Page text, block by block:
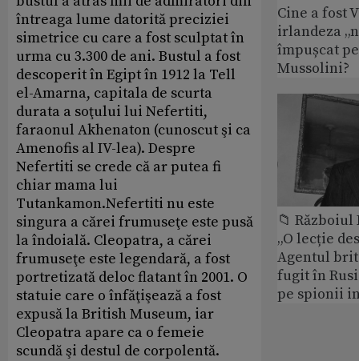
întreaga lume datorită preciziei
simetrice cu care a fost sculptat în
urma cu 3.300 de ani. Bustul a fost
descoperit în Egipt în 1912 la Tell
el-Amarna, capitala de scurta
durata a soţului lui Nefertiti,
faraonul Akhenaton (cunoscut şi ca
Amenofis al IV-lea). Despre
Nefertiti se crede că ar putea fi
chiar mama lui
Tutankamon.Nefertiti nu este
singura a cărei frumuseţe este pusă
la îndoială. Cleopatra, a cărei
frumuseţe este legendară, a fost
portretizată deloc flatant în 2001. O
statuie care o înfăţişează a fost
expusă la British Museum, iar
Cleopatra apare ca o femeie
scundă şi destul de corpolentă.
Cine a fost
irlandeza
împușcat
Mussolini?
📁 Războiul
„O lecție
Agentul
fugit în
pe spionii